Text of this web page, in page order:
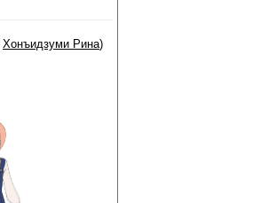
Хонъидзуми Рина)